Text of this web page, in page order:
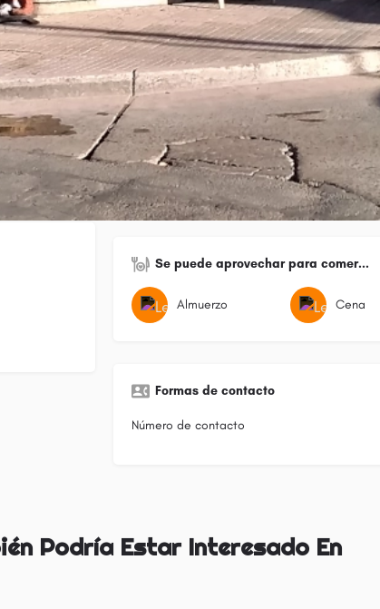
Constitución 298, Tandil, Provincia de Buenos
Argentina
Se puede aprovechar para comer...
Almuerzo Cena
Formas de contacto
Número de contacto
Podría Estar Interesado En